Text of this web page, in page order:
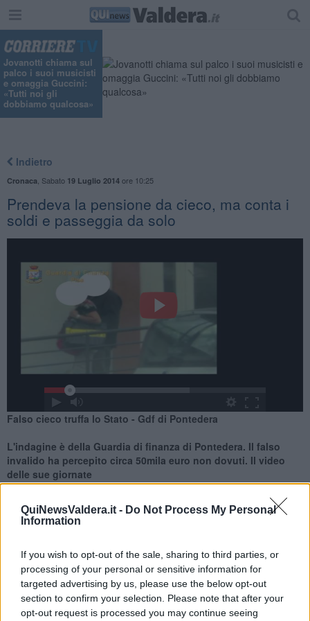
QuiNewsValdera.it - Do Not Process My Personal
Information
If you wish to opt-out of the sale, sharing to third parties, or
processing of your personal or sensitive information for
targeted advertising by us, please use the below opt-out
section to confirm your selection. Please note that after your
opt-out request is processed you may continue seeing
Jovanotti chiama sul
palco i suoi musicisti
e omaggia Guccini:
«Tutti noi gli
dobbiamo qualcosa»
Indietro
Cronaca Sabato 19 Luglio 2014ore 10:25
Prendeva la pensione da cieco, ma conta i
soldi e passeggia da solo
Falso cieco truffa lo Stato - Gdf di Pontedera
L'indagine è della Guardia di finanza di Pontedera. Il falso
invalido ha percepito circa 50mila euro non dovuti. Il video
delle sue giornate
PONTEDERA —Un uomo di 56 anni residente in provincia di Pisa
per quattro anni ha percepito l'indennità, di invalidità civile e di
accompagnamento come non vendente, riscuotendo
indebitamente poco meno di50mila euro. Un'invalidità
palesemente falsa secondo quanto emerso dalle indagini della